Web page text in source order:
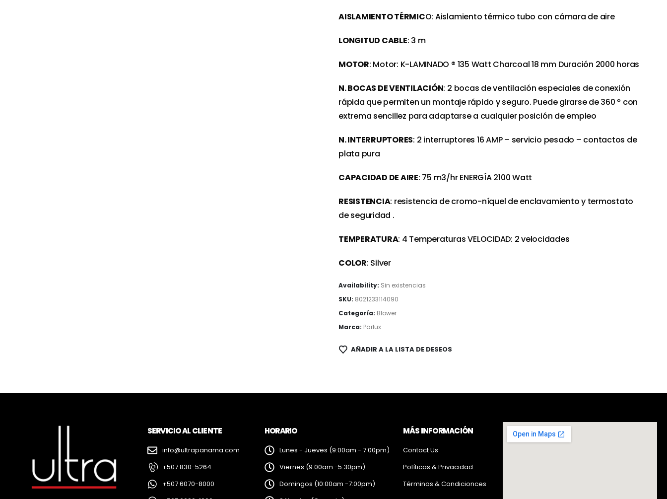
AISLAMIENTO TÉRMICO: Aislamiento térmico tubo con cámara de aire
LONGITUD CABLE: 3 m
MOTOR: Motor: K-LAMINADO ® 135 Watt Charcoal 18 mm Duración 2000 horas
N. BOCAS DE VENTILACIÓN: 2 bocas de ventilación especiales de conexión
rápida que permiten un montaje rápido y seguro. Puede girarse de 360 º con
extrema sencillez para adaptarse a cualquier posición de empleo
N. INTERRUPTORES: 2 interruptores 16 AMP – servicio pesado – contactos de
plata pura
CAPACIDAD DE AIRE: 75 m3/hr ENERGÍA 2100 Watt
RESISTENCIA: resistencia de cromo-níquel de enclavamiento y termostato
de seguridad .
TEMPERATURA: 4 Temperaturas VELOCIDAD: 2 velocidades
COLOR: Silver
Availability: Sin existencias
SKU: 8021233114090
Categoría: Blower
Marca: Parlux
AÑADIR A LA LISTA DE DESEOS
SERVICIO AL CLIENTE
info@ultrapanama.com
+507 830-5264
+507 6070-8000
HORARIO
Lunes - Jueves (9:00am - 7:00pm)
Viernes (9:00am -5:30pm)
Domingos (10:00am -7:00pm)
MÁS INFORMACIÓN
Contact Us
Políticas & Privacidad
Términos & Condicionces